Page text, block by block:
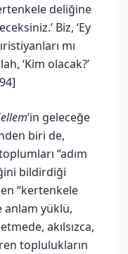
deliğine
Biz, ‘Ey
mı
‘Kim olacak?’
’in geleceğe
biri de,
“adım
bildirdiği
“kertenkele
anlam yüklü,
akılsızca,
toplulukların